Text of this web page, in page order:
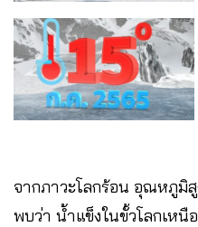
จากภาวะโลกร้อน อุณหภูมิ
พบว่า น้ำแข็งในขั้วโลกเหนื